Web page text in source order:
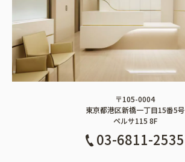
〒105-0004
東京都港区新橋一丁目15番5号
ペルサ115 8F
03-6811-2535